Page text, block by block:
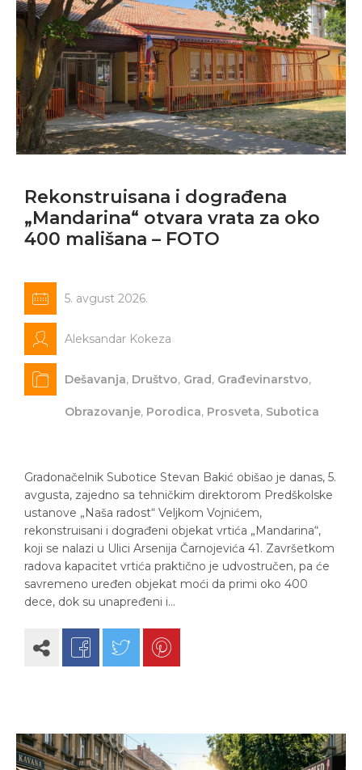
Rekonstruisana i dograđena
„Mandarina“ otvara vrata za oko
400 mališana – FOTO
5. avgust 2026.
Aleksandar Kokeza
Dešavanja, Društvo, Grad, Građevinarstvo,
Obrazovanje, Porodica, Prosveta, Subotica
Gradonačelnik Subotice Stevan Bakić obišao je danas, 5.
avgusta, zajedno sa tehničkim direktorom Predškolske
ustanove „Naša radost“ Veljkom Vojnićem,
rekonstruisani i dograđeni objekat vrtića „Mandarina“,
koji se nalazi u Ulici Arsenija Čarnojevića 41. Završetkom
radova kapacitet vrtića praktično je udvostručen, pa će
savremeno uređen objekat moći da primi oko 400
dece, dok su unapređeni i…